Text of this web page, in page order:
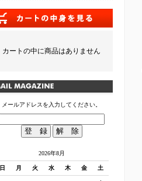
カートの中に商品はありません
メールアドレスを入力してください。
2026年8月
日 月 火 水 木 金 土